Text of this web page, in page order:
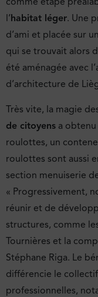
l’habitat léger. Une
d’ami et placée sur
qui se trouvait alors
été aménagée avec
d’architecture de
Très vite, la magie
de citoyens a
roulottes, un
roulottes sont aussi
section menuiserie
« Progressivement,
réunir et de
structures, comme
Tournières et la
Stéphane Riga. Le
différencie le
professionnelles,